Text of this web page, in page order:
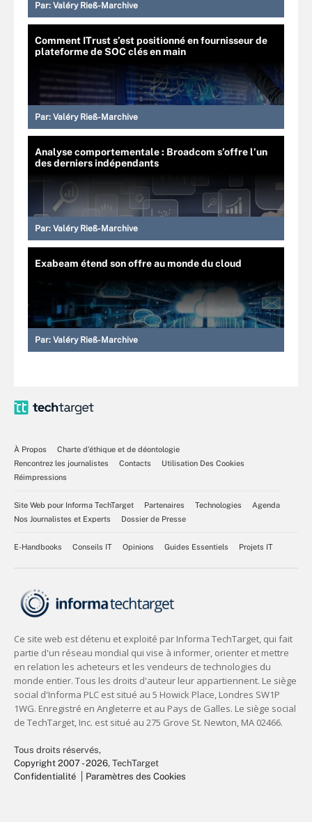
Par: Valéry Rieß-Marchive
Comment ITrust s’est positionné en fournisseur de
plateforme de SOC clés en main
Par: Valéry Rieß-Marchive
Analyse comportementale : Broadcom s’offre l’un
des derniers indépendants
Par: Valéry Rieß-Marchive
Exabeam étend son offre au monde du cloud
Par: Valéry Rieß-Marchive
À Propos
Charte d’éthique et de déontologie
Rencontrez les journalistes
Contacts
Utilisation Des Cookies
Réimpressions
Site Web pour Informa TechTarget Partenaires Technologies
Agenda
Nos Journalistes et Experts
Dossier de Presse
E-Handbooks Conseils IT Opinions Guides Essentiels Projets IT
Tous droits réservés,
Copyright 2007 - 2026, TechTarget
Confidentialité
Paramètres des Cookies